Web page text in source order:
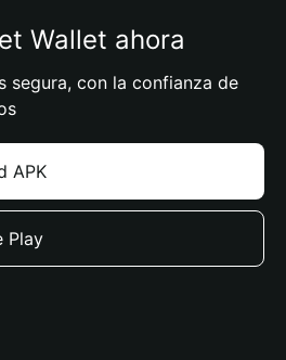
Wallet ahora
segura, con la confianza de
APK
Play